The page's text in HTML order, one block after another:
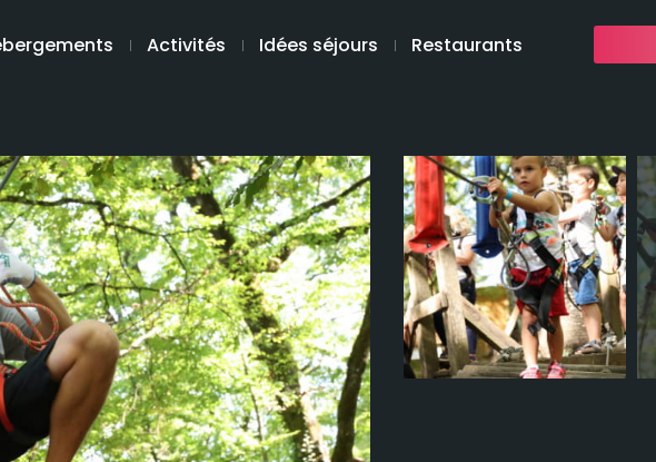
Activités Idées séjours Restaurants